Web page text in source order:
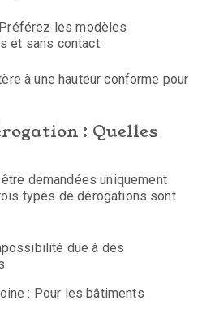
les modèles
et sans contact.
à une hauteur conforme pour
: Quelles
demandées uniquement
types de dérogations sont
due à des
: Pour les bâtiments